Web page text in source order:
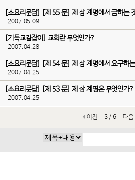
[소요리문답] [제 55 문] 제 삼 계명에서 금하는
2007.05.09
[기독교길잡이] 교회란 무엇인가?
2007.04.28
[소요리문답] [제 54 문] 제 삼 계명에서 요구하
2007.04.25
[소요리문답] [제 53 문] 제 삼 계명은 무엇인가?
2007.04.25
이전 3 / 6 다음